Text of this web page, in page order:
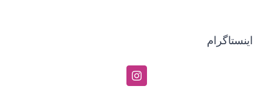
اینستاگرام